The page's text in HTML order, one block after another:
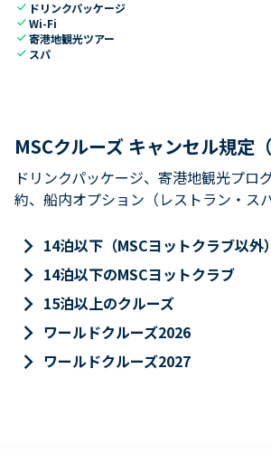
check ドリンクパッケージ
checkWi-Fi
check寄港地観光ツアー
check スパ
MSCクルーズ キャンセル規定（
ドリンクパッケージ、寄港地観光プロ
約、船内オプション（レストラン・ス
keyboard_arrow_right 14泊以下（MSCヨットクラブ以外）
keyboard_arrow_right 14泊以下のMSCヨットクラブ
keyboard_arrow_right 15泊以上のクルーズ
keyboard_arrow_right ワールドクルーズ2026
keyboard_arrow_right ワールドクルーズ2027